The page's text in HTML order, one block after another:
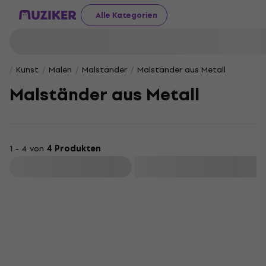
Alle Kategorien
Kunst Malen Malständer Malständer aus Metall
Malständer aus Metall
1 - 4 von 4 Produkten